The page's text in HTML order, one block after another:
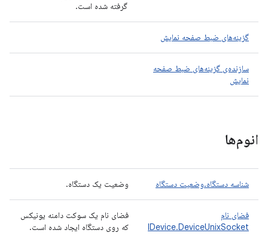
گرفته شده است.
گزینه‌های ضبط صفحه نمایش
سازنده‌ی گزینه‌های ضبط صفحه
نمایش
انوم‌ها
شناسه دستگاه.وضعیت دستگاه وضعیت یک دستگاه.
فضای نام
IDevice.DeviceUnixSocket
فضای نام یک سوکت دامنه یونیکس
که روی دستگاه ایجاد شده است.